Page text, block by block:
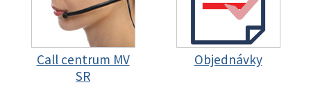
Call centrum MV
SR
Objednávky